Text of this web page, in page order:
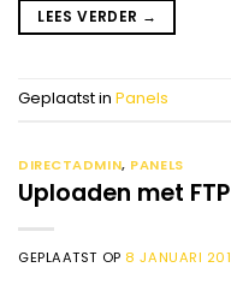
LEES VERDER →
Geplaatst in Panels
DIRECTADMIN, PANELS
Uploaden met FTP
GEPLAATST OP 8 JANUARI